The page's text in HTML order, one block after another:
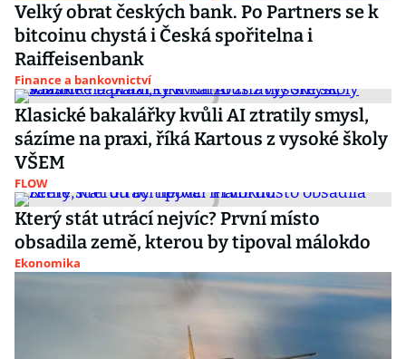
Velký obrat českých bank. Po Partners se k
bitcoinu chystá i Česká spořitelna i
Raiffeisenbank
Finance a bankovnictví
Klasické bakalářky kvůli AI ztratily smysl,
sázíme na praxi, říká Kartous z vysoké školy
VŠEM
FLOW
Který stát utrácí nejvíc? První místo
obsadila země, kterou by tipoval málokdo
Ekonomika